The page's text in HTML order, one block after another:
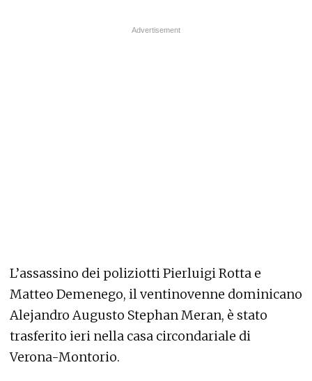
L’assassino dei poliziotti Pierluigi Rotta e
Matteo Demenego, il ventinovenne dominicano
Alejandro Augusto Stephan Meran, è stato
trasferito ieri nella casa circondariale di
Verona-Montorio.